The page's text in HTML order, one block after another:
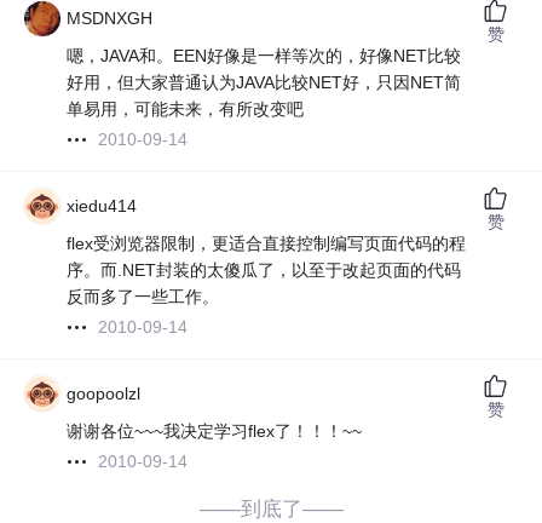
MSDNXGH
嗯，JAVA和。EEN好像是一样等次的，好像NET比较
好用，但大家普通认为JAVA比较NET好，只因NET简
单易用，可能未来，有所改变吧
2010-09-14
赞
xiedu414
flex受浏览器限制，更适合直接控制编写页面代码的程
序。而.NET封装的太傻瓜了，以至于改起页面的代码
反而多了一些工作。
2010-09-14
赞
goopoolzl
谢谢各位~~~我决定学习flex了！！！~~
2010-09-14
赞
——到底了——